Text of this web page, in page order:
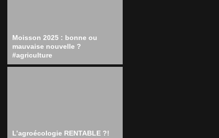
Moisson 2025 : bonne ou
mauvaise nouvelle ?
#agriculture
L’agroécologie RENTABLE ?!